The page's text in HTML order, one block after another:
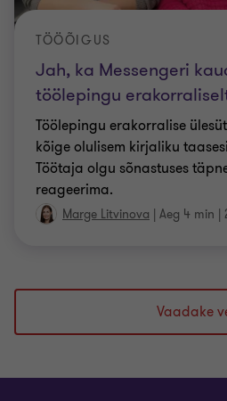
Jah, ka Messengeri
töölepingu
TÖÖÕIGUS
Töölepingu erakorralise
kõige olulisem kirjaliku
Töötaja olgu sõnastuses
reageerima.
Marge Litvinova | Aeg 4 min |
Vaadake